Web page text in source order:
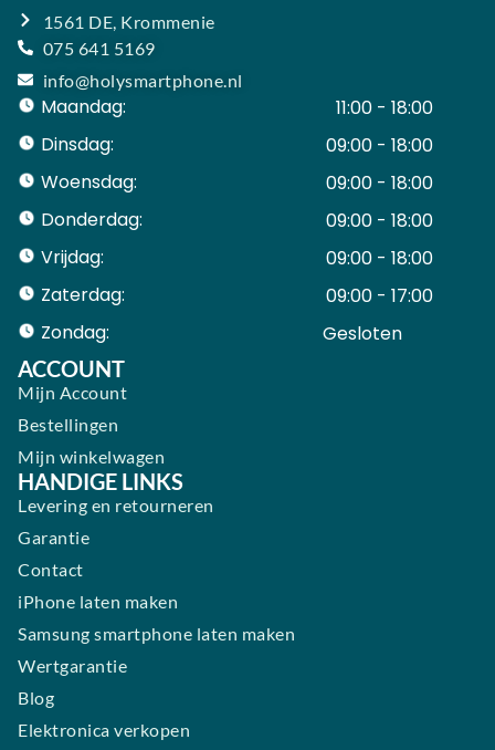
1561 DE, Krommenie
075 641 5169
info@holysmartphone.nl
Maandag:
11:00 - 18:00
Dinsdag:
09:00 - 18:00
Woensdag:
09:00 - 18:00
Donderdag:
09:00 - 18:00
Vrijdag:
09:00 - 18:00
Zaterdag:
09:00 - 17:00
Zondag:
Gesloten ​ ​ ​ ​ ​ ​ ​
ACCOUNT
Mijn Account
Bestellingen
Mijn winkelwagen
HANDIGE LINKS
Levering en retourneren
Garantie
Contact
iPhone laten maken
Samsung smartphone laten maken
Wertgarantie
Blog
Elektronica verkopen